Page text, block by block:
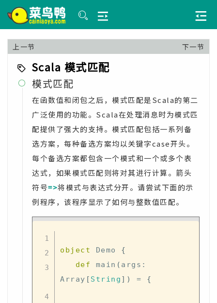
上一节 下一节
Scala 模式匹配
 模式匹配
在函数值和闭包之后，模式匹配是Scala的第二
广泛使用的功能。Scala在处理消息时为模式匹
配提供了强大的支持。模式匹配包括一系列备
选方案，每种备选方案均以关键字case开头。
每个备选方案都包含一个模式和一个或多个表
达式，如果模式匹配则将对其进行计算。箭头
符号=>将模式与表达式分开。请尝试下面的示
例程序，该程序显示了如何与整数值匹配。
object Demo {
def
main ( args :
Array [ String ] ) = {